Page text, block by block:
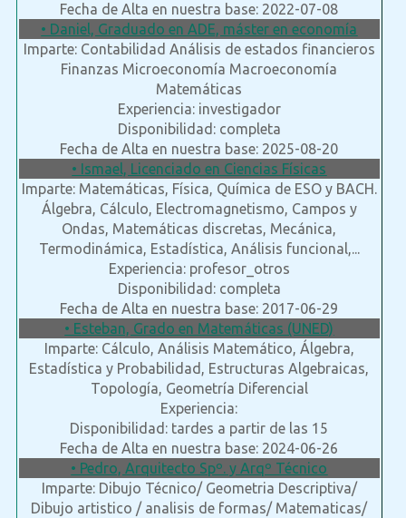
Fecha de Alta en nuestra base: 2022-07-08
• Daniel, Graduado en ADE, máster en economía
Imparte: Contabilidad Análisis de estados financieros
Finanzas Microeconomía Macroeconomía
Matemáticas
Experiencia: investigador
Disponibilidad: completa
Fecha de Alta en nuestra base: 2025-08-20
• Ismael, Licenciado en Ciencias Físicas
Imparte: Matemáticas, Física, Química de ESO y BACH.
Álgebra, Cálculo, Electromagnetismo, Campos y
Ondas, Matemáticas discretas, Mecánica,
Termodinámica, Estadística, Análisis funcional,...
Experiencia: profesor_otros
Disponibilidad: completa
Fecha de Alta en nuestra base: 2017-06-29
• Esteban, Grado en Matemáticas (UNED)
Imparte: Cálculo, Análisis Matemático, Álgebra,
Estadística y Probabilidad, Estructuras Algebraicas,
Topología, Geometría Diferencial
Experiencia:
Disponibilidad: tardes a partir de las 15
Fecha de Alta en nuestra base: 2024-06-26
• Pedro, Arquitecto Spº. y Arqº Técnico
Imparte: Dibujo Técnico/ Geometria Descriptiva/
Dibujo artistico / analisis de formas/ Matematicas/